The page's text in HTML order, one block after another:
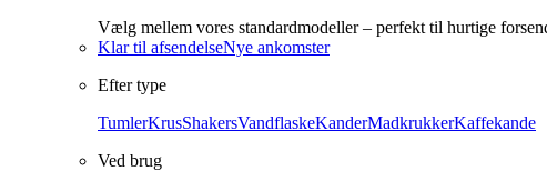
Vælg mellem vores standardmodeller – perfekt til hurtige
Klar til afsendelseNye ankomster
Efter type
TumlerKrusShakersVandflaskeKanderMadkrukkerKaffekande
Ved brug